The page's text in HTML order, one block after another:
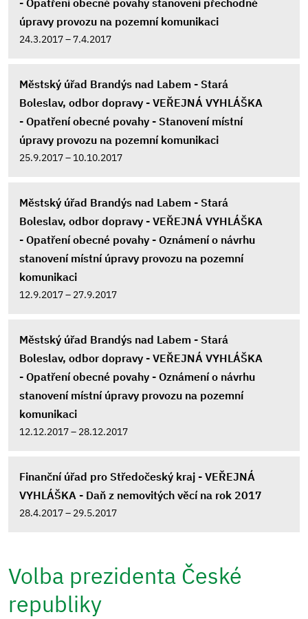
- Opatření obecné povahy stanovení přechodné
úpravy provozu na pozemní komunikaci
24.3.2017 – 7.4.2017
Městský úřad Brandýs nad Labem - Stará
Boleslav, odbor dopravy - VEŘEJNÁ VYHLÁŠKA
- Opatření obecné povahy - Stanovení místní
úpravy provozu na pozemní komunikaci
25.9.2017 – 10.10.2017
Městský úřad Brandýs nad Labem - Stará
Boleslav, odbor dopravy - VEŘEJNÁ VYHLÁŠKA
- Opatření obecné povahy - Oznámení o návrhu
stanovení místní úpravy provozu na pozemní
komunikaci
12.9.2017 – 27.9.2017
Městský úřad Brandýs nad Labem - Stará
Boleslav, odbor dopravy - VEŘEJNÁ VYHLÁŠKA
- Opatření obecné povahy - Oznámení o návrhu
stanovení místní úpravy provozu na pozemní
komunikaci
12.12.2017 – 28.12.2017
Finanční úřad pro Středočeský kraj - VEŘEJNÁ
VYHLÁŠKA - Daň z nemovitých věcí na rok 2017
28.4.2017 – 29.5.2017
Volba prezidenta České
republiky